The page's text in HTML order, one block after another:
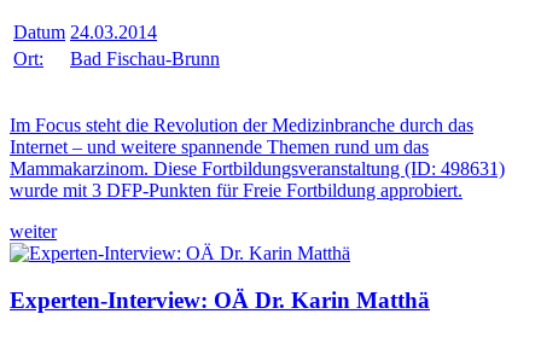
Datum 24.03.2014
Ort:
Bad Fischau-Brunn
Im Focus steht die Revolution der Medizinbranche durch das
Internet – und weitere spannende Themen rund um das
Mammakarzinom. Diese Fortbildungsveranstaltung (ID: 498631)
wurde mit 3 DFP-Punkten für Freie Fortbildung approbiert.
weiter
Experten-Interview: OÄ Dr. Karin Matthä